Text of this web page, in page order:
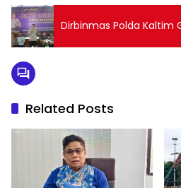
Dirbinmas Polda Kaltim
Related Posts